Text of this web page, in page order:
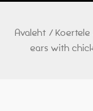
Avaleht / Koertele
ears with